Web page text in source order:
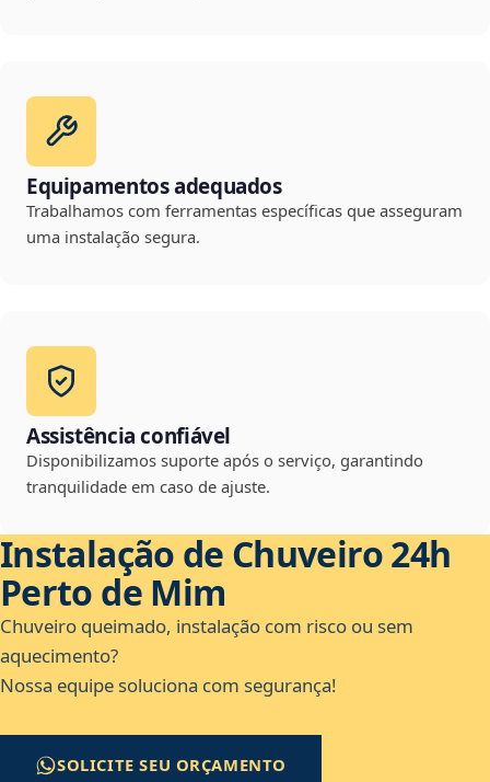
Equipamentos adequados
Trabalhamos com ferramentas específicas que asseguram
uma instalação segura.
Assistência confiável
Disponibilizamos suporte após o serviço, garantindo
tranquilidade em caso de ajuste.
Instalação de Chuveiro 24h
Perto de Mim
Chuveiro queimado, instalação com risco ou sem
aquecimento?
Nossa equipe soluciona com segurança!
SOLICITE SEU ORÇAMENTO